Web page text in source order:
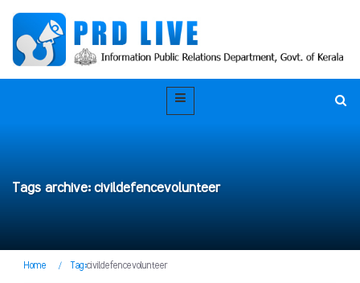
Tags archive: civildefencevolunteer
Home / Tag:civildefencevolunteer